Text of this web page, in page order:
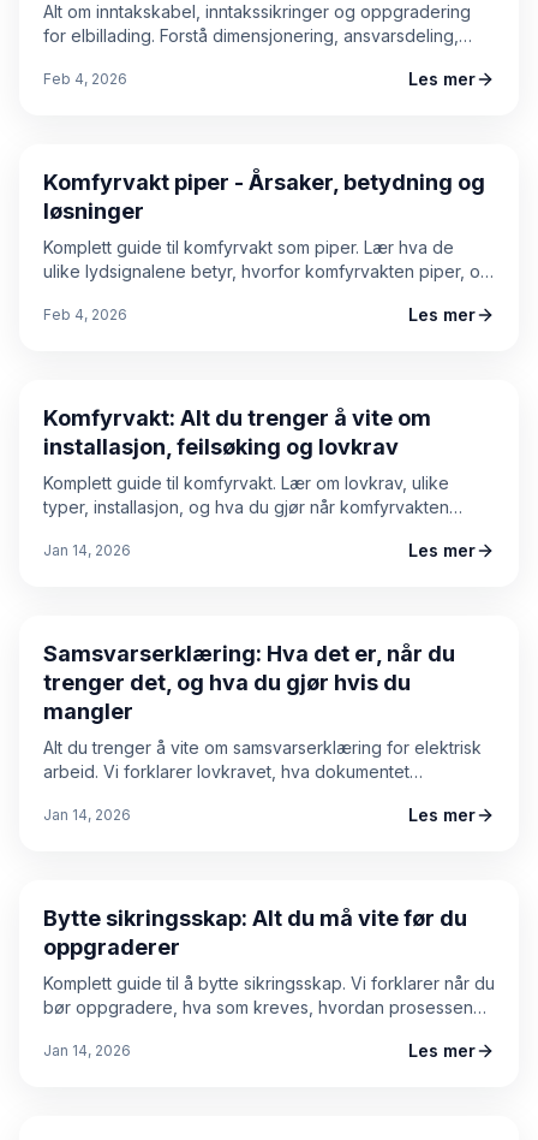
Alt om inntakskabel, inntakssikringer og oppgradering
for elbillading. Forstå dimensjonering, ansvarsdeling,
vurderer kapasitetsøkning.
Feb 4, 2026 Les mer
Komfyrvakt piper - Årsaker, betydning og
løsninger
Komplett guide til komfyrvakt som piper. Lær hva de
ulike lydsignalene betyr, hvorfor komfyrvakten piper, og
prosedyre, vedlikeholdstips og priseksempler.
Feb 4, 2026 Les mer
Komfyrvakt: Alt du trenger å vite om
installasjon, feilsøking og lovkrav
Komplett guide til komfyrvakt. Lær om lovkrav, ulike
typer, installasjon, og hva du gjør når komfyrvakten
Jan 14, 2026 Les mer
Samsvarserklæring: Hva det er, når du
trenger det, og hva du gjør hvis du
mangler
Alt du trenger å vite om samsvarserklæring for elektrisk
arbeid. Vi forklarer lovkravet, hva dokumentet
samsvarserklæring.
Jan 14, 2026 Les mer
Bytte sikringsskap: Alt du må vite før du
oppgraderer
Komplett guide til å bytte sikringsskap. Vi forklarer når du
bør oppgradere, hva som kreves, hvordan prosessen
Jan 14, 2026 Les mer